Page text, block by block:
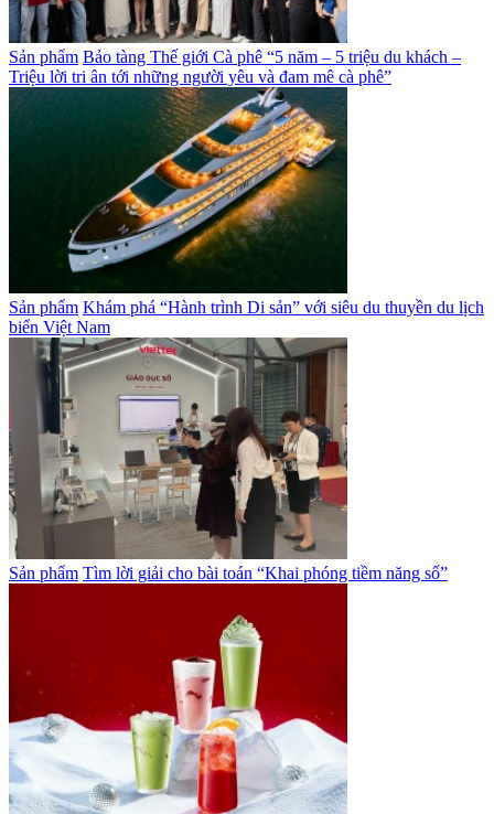
Sản phẩm Bảo tàng Thế giới Cà phê “5 năm – 5 triệu du khách –
Triệu lời tri ân tới những người yêu và đam mê cà phê”
Sản phẩm Khám phá “Hành trình Di sản” với siêu du thuyền du lịch
biển Việt Nam
Sản phẩm Tìm lời giải cho bài toán “Khai phóng tiềm năng số”